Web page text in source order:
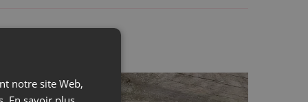
donc nous pouvons traiter votre
et de l'argent ! Évitez les problèmes liés
notre site Web,